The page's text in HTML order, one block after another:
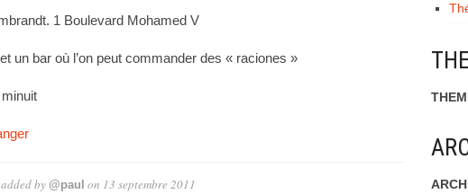
1 Boulevard Mohamed V
un bar où l’on peut commander des « raciones »
added by @paul on 13 septembre 2011